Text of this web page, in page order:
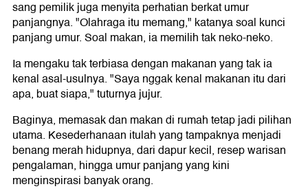
sang pemilik juga menyita perhatian berkat umur
panjangnya. "Olahraga itu memang," katanya soal kunci
panjang umur. Soal makan, ia memilih tak neko-neko.
Ia mengaku tak terbiasa dengan makanan yang tak ia
kenal asal-usulnya. "Saya nggak kenal makanan itu dari
apa, buat siapa," tuturnya jujur.
Baginya, memasak dan makan di rumah tetap jadi pilihan
utama. Kesederhanaan itulah yang tampaknya menjadi
benang merah hidupnya, dari dapur kecil, resep warisan
pengalaman, hingga umur panjang yang kini
menginspirasi banyak orang.